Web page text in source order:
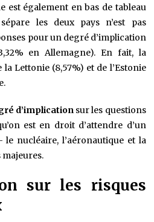
est également en bas de tableau
les deux pays n’est pas
pour un degré d’implication
en Allemagne). En fait, la
Lettonie (8,57%) et de l’Estonie
d’implication sur les questions
est en droit d’attendre d’un
nucléaire, l’aéronautique et la
sur les risques